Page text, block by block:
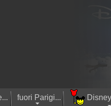
fuori Parigi...